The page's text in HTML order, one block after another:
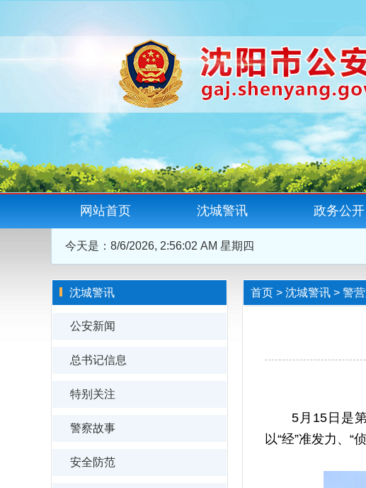
网站首页 沈城警讯 政务公开
今天是： 8/6/2026, 2:56:04 AM 星期四
沈城警讯
公安新闻
总书记信息
特别关注
警察故事
安全防范
首页 > 沈城警讯 > 警
5月15日是第
以“经”准发力、“